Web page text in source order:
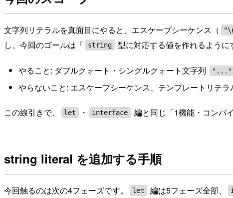
文字列リテラルを真面目にやると、エスケープシーケンス（
し、今回のゴールは「
string 型に対応する値を作れるように
やること: ダブルクォート・シングルクォート文字列 "..."
やらないこと: エスケープシーケンス、テンプレートリテラ
この線引きで、 let ・ interface 編と同じ「1機能・コンパ
string literal を追加する手順
今回触るのは次の4フェーズです。 let 編は5フェーズ全部、